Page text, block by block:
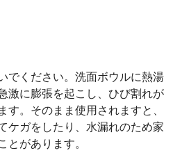
でください。洗面ボウルに熱湯
激に膨張を起こし、ひび割れが
す。そのまま使用されますと、
ケガをしたり、水漏れのため家
とがあります。